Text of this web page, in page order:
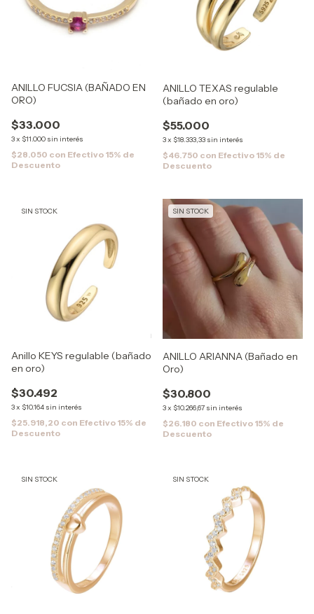
ANILLO FUCSIA (BAÑADO EN
ORO)
$33.000
3x $11.000 sin interés
$28.050 con Efectivo 15% de
Descuento
ANILLO TEXAS regulable
(bañado en oro)
$55.000
3x $18.333,33 sin interés
$46.750 con Efectivo 15% de
Descuento
SIN STOCK
Anillo KEYS regulable (bañado
en oro)
$30.492
3x $10.164 sin interés
$25.918,20 con Efectivo 15% de
Descuento
SIN STOCK
ANILLO ARIANNA (Bañado en
Oro)
$30.800
3x $10.266,67 sin interés
$26.180 con Efectivo 15% de
Descuento
SIN STOCK SIN STOCK